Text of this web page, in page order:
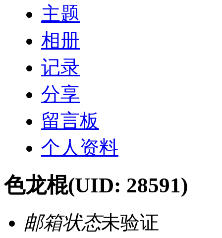
主题
相册
记录
分享
留言板
个人资料
色龙棍(UID: 28591)
邮箱状态未验证